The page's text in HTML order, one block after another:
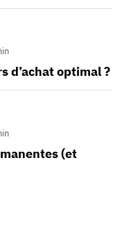
d’achat optimal ?
(et